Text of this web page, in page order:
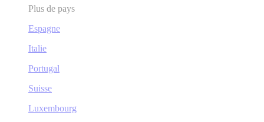
Plus de pays
Espagne
Italie
Portugal
Suisse
Luxembourg